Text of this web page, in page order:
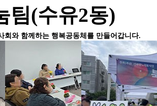
팀(수유2동)
회와 함께하는 행복공동체를 만들어갑니다.